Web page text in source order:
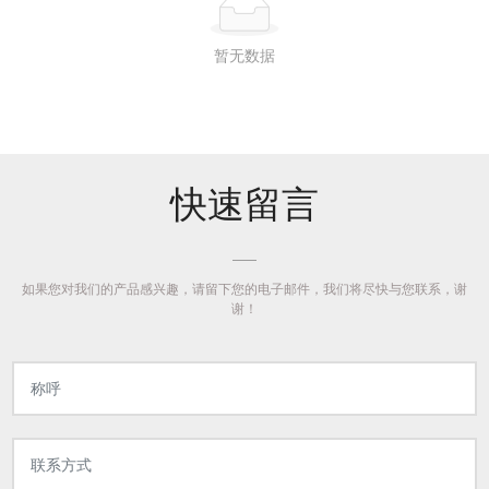
暂无数据
快速留言
如果您对我们的产品感兴趣，请留下您的电子邮件，我们将尽快与您联系，谢
谢！